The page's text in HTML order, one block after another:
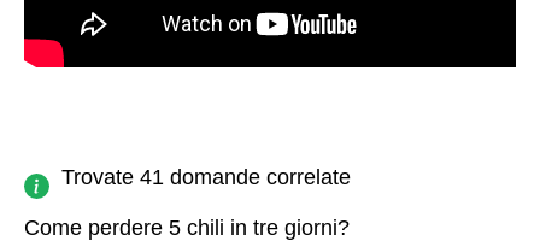
Trovate 41 domande correlate
Come perdere 5 chili in tre giorni?